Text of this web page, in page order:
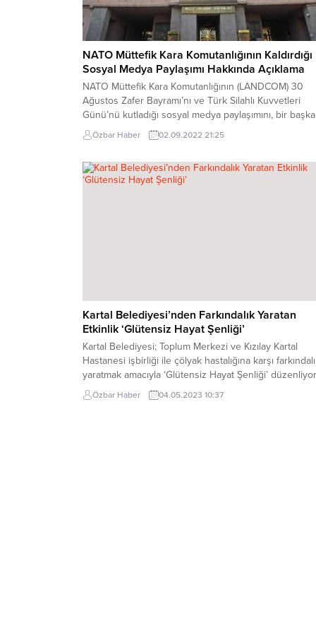
NATO Müttefik Kara Komutanlığının Kaldırdığı
Sosyal Medya Paylaşımı Hakkında Açıklama
NATO Müttefik Kara Komutanlığının (LANDCOM) 30
Ağustos Zafer Bayramı’nı ve Türk Silahlı Kuvvetleri
Günü’nü kutladığı sosyal medya paylaşımını, bir başka
NATO üyesinin bencil ve şımarık tavrı üzerine
devretmek anlamına gelecek şekilde kaldırması kabul
resmî isim “Zafer Bayramı ve Türk Silahlı Kuvvetleri
Günü”dür. Bu...
Özbar Haber 02.09.2022 21:25
Kartal Belediyesi’nden Farkındalık Yaratan
Etkinlik ‘Glütensiz Hayat Şenliği’
Kartal Belediyesi; Toplum Merkezi ve Kızılay Kartal
Hastanesi işbirliği ile çölyak hastalığına karşı
yaratmak amacıyla ‘Glütensiz Hayat Şenliği’
İşlenmiş gıdalarda bulunan bir tür protein grubu olan
glütenin önemine dikkat çekmek ve çölyak hastalığına
Özbar Haber 04.05.2023 10:37